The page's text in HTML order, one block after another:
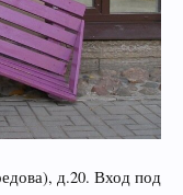
д.20. Вход под